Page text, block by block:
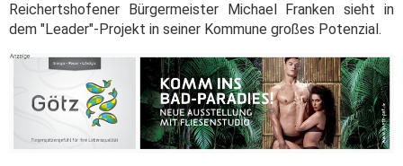
Reichertshofener Bürgermeister Michael Franken sieht in
dem "Leader"-Projekt in seiner Kommune großes Potenzial.